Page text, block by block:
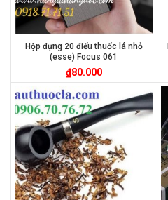
Hộp đựng 20 điếu thuốc lá nhỏ
(esse) Focus 061
₫80.000